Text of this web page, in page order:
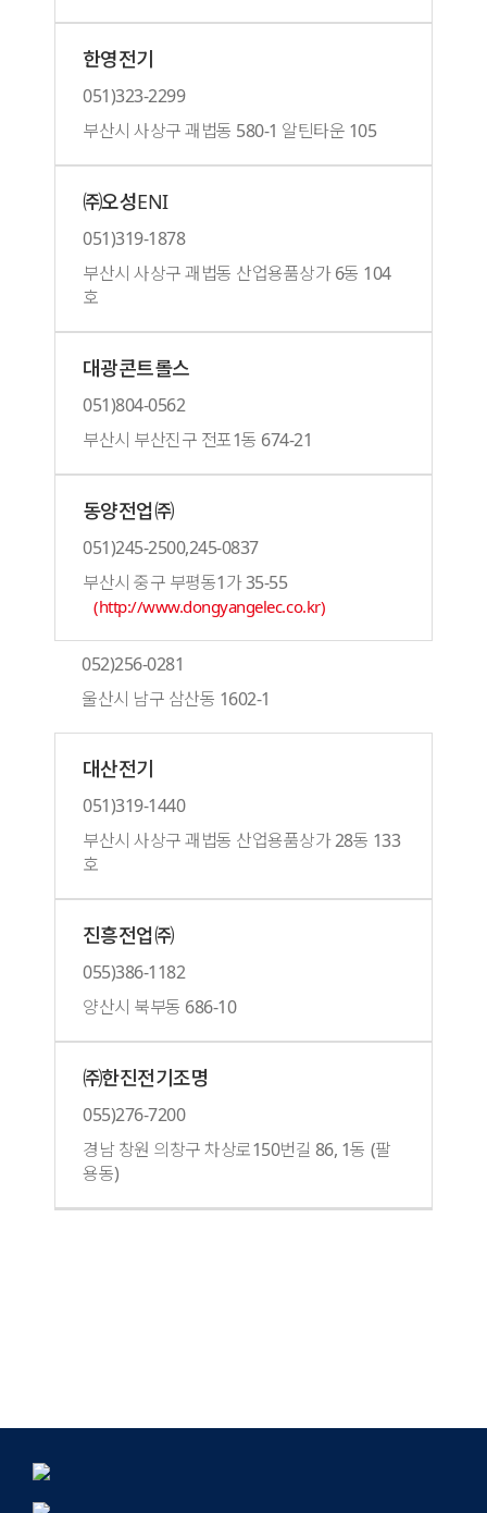
한영전기
051)323-2299
부산시 사상구 괘법동 580-1 알틴타운 105
㈜오성ENI
051)319-1878
부산시 사상구 괘법동 산업용품상가 6동 104
호
대광콘트롤스
051)804-0562
부산시 부산진구 전포1동 674-21
동양전업㈜
051)245-2500,245-0837
부산시 중구 부평동1가 35-55
(http://www.dongyangelec.co.kr)
052)256-0281
울산시 남구 삼산동 1602-1
대산전기
051)319-1440
부산시 사상구 괘법동 산업용품상가 28동 133
호
진흥전업㈜
055)386-1182
양산시 북부동 686-10
㈜한진전기조명
055)276-7200
경남 창원 의창구 차상로150번길 86, 1동 (팔
용동)